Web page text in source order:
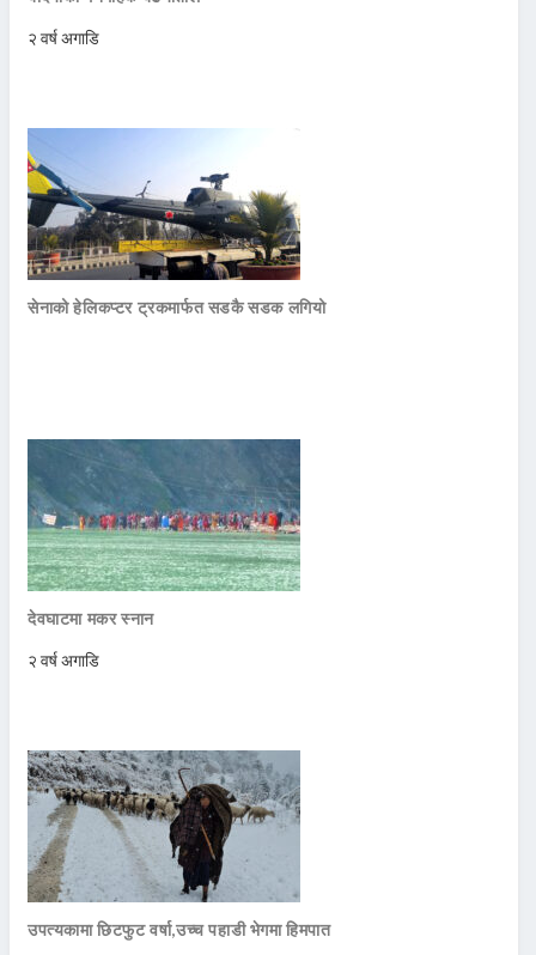
२ वर्ष अगाडि
सेनाको हेलिकप्टर ट्रकमार्फत सडकै सडक लगियो
देवघाटमा मकर स्नान
२ वर्ष अगाडि
उपत्यकामा छिटफुट वर्षा,उच्च पहाडी भेगमा हिमपात